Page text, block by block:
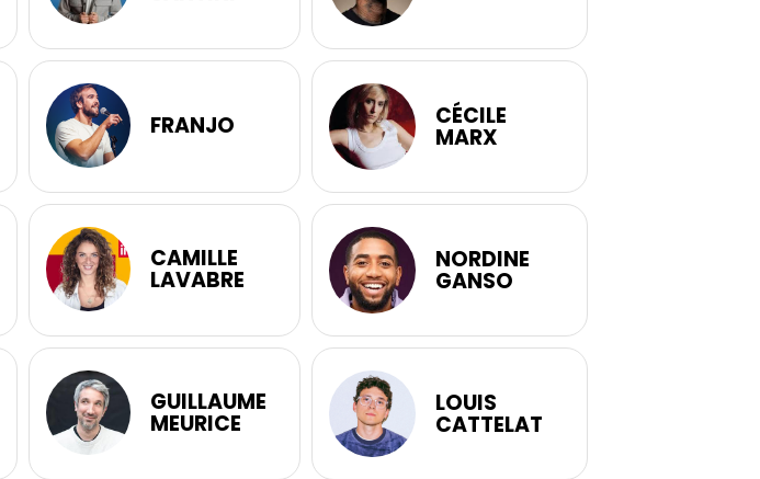
FRANJO CÉCILE
MARX
CAMILLE
LAVABRE
NORDINE
GANSO
GUILLAUME
MEURICE
LOUIS
CATTELAT